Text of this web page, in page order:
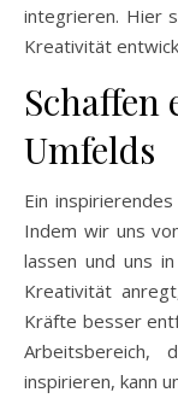
integrieren. Hier
Kreativität
Umfelds
Ein
Indem wir uns
lassen und uns
Kreativität
Kräfte besser
inspirieren, kann